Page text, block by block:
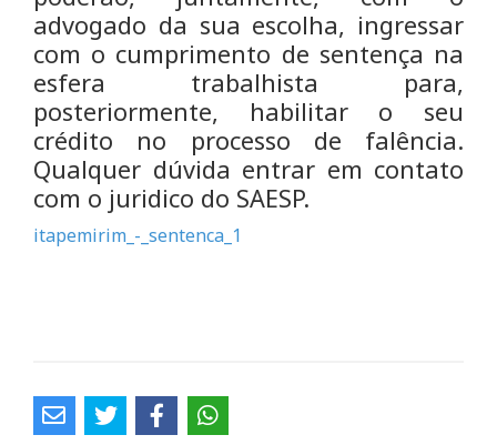
advogado da sua escolha, ingressar
com o cumprimento de sentença na
esfera trabalhista para,
posteriormente, habilitar o seu
crédito no processo de falência.
Qualquer dúvida entrar em contato
com o juridico do SAESP.
itapemirim_-_sentenca_1